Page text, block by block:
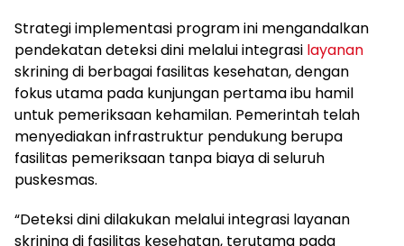
Strategi implementasi program ini mengandalkan
pendekatan deteksi dini melalui integrasi layanan
skrining di berbagai fasilitas kesehatan, dengan
fokus utama pada kunjungan pertama ibu hamil
untuk pemeriksaan kehamilan. Pemerintah telah
menyediakan infrastruktur pendukung berupa
fasilitas pemeriksaan tanpa biaya di seluruh
puskesmas.
“Deteksi dini dilakukan melalui integrasi layanan
skrining di fasilitas kesehatan, terutama pada